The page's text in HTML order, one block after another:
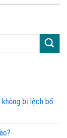
không bị lệch bố